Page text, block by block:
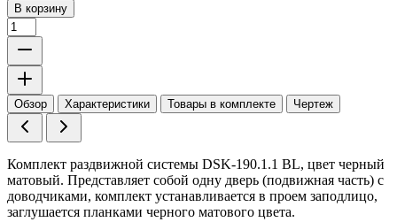
В корзину
Обзор Характеристики Товары в комплекте Чертеж
Комплект раздвижной системы DSK-190.1.1 BL, цвет черный
матовый. Представляет собой одну дверь (подвижная часть) с
доводчиками, комплект устанавливается в проем заподлицо,
заглушается планками черного матового цвета.